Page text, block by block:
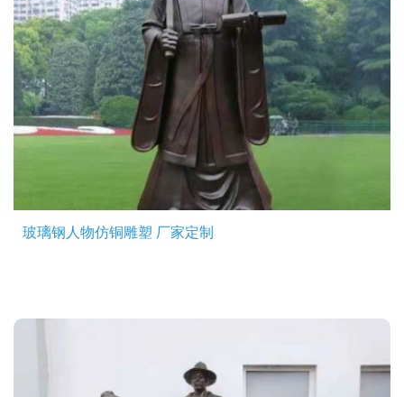
玻璃钢人物仿铜雕塑 厂家定制